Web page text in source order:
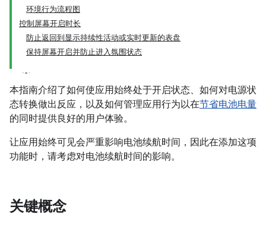
环境行为流程图
控制屏幕开启时长
防止返回到显示持续性活动或实时更新的表盘
保持屏幕开启并防止进入氛围状态
本指南介绍了如何使应用始终处于开启状态、如何对电源状
态转换做出反应，以及如何管理应用行为以在节省电池电量
的同时提供良好的用户体验。
让应用始终可见会严重影响电池续航时间，因此在添加这项
功能时，请考虑对电池续航时间的影响。
关键概念